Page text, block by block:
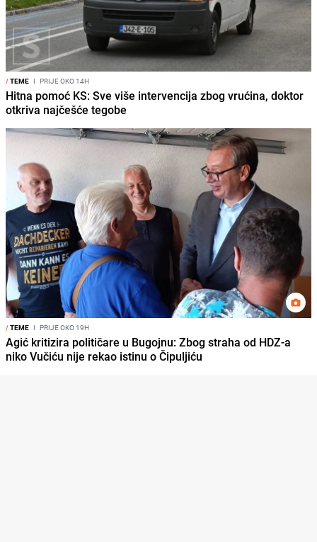
/TEME I PRIJE OKO 14H
Hitna pomoć KS: Sve više intervencija zbog vrućina, doktor
otkriva najčešće tegobe
/TEME I PRIJE OKO 19H
Agić kritizira političare u Bugojnu: Zbog straha od HDZ-a
niko Vučiću nije rekao istinu o Čipuljiću